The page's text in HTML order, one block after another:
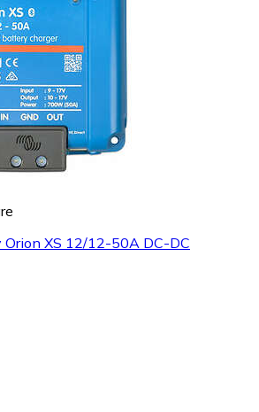
Orion XS 12/12-50A DC-DC